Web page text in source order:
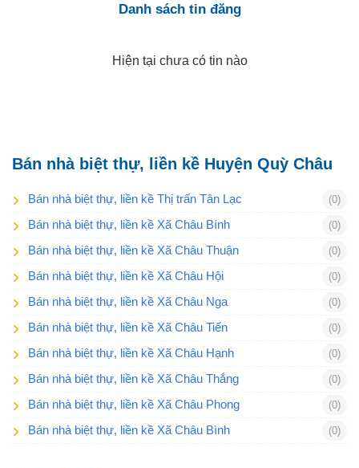
Danh sách tin đăng
Hiện tại chưa có tin nào
Bán nhà biệt thự, liền kề Huyện Quỳ Châu
Bán nhà biệt thự, liền kề Thị trấn Tân Lạc (0)
Bán nhà biệt thự, liền kề Xã Châu Bính (0)
Bán nhà biệt thự, liền kề Xã Châu Thuận (0)
Bán nhà biệt thự, liền kề Xã Châu Hội (0)
Bán nhà biệt thự, liền kề Xã Châu Nga (0)
Bán nhà biệt thự, liền kề Xã Châu Tiến (0)
Bán nhà biệt thự, liền kề Xã Châu Hạnh (0)
Bán nhà biệt thự, liền kề Xã Châu Thắng (0)
Bán nhà biệt thự, liền kề Xã Châu Phong (0)
Bán nhà biệt thự, liền kề Xã Châu Bình (0)